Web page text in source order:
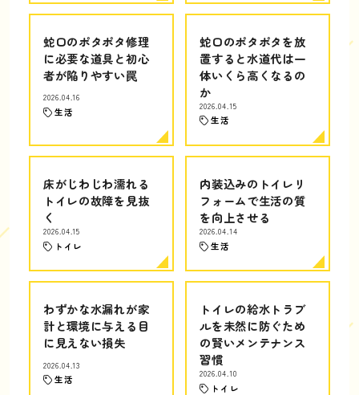
蛇口のポタポタ修理
に必要な道具と初心
者が陥りやすい罠
2026.04.16
生活
蛇口のポタポタを放
置すると水道代は一
体いくら高くなるの
か
2026.04.15
生活
床がじわじわ濡れる
トイレの故障を見抜
く
2026.04.15
トイレ
内装込みのトイレリ
フォームで生活の質
を向上させる
2026.04.14
生活
わずかな水漏れが家
計と環境に与える目
に見えない損失
2026.04.13
生活
トイレの給水トラブ
ルを未然に防ぐため
の賢いメンテナンス
習慣
2026.04.10
トイレ